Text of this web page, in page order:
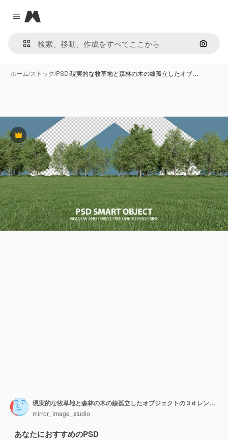
Close menu
Magnific
画像で
ホーム/ストック/PSD/現実的な牧草地と森林の木の線孤立したオブ…
Premium
現実的な牧草地と森林の木の線孤立したオブジェクトの 3 d レンダリング
mirror_image_studio
あなたにおすすめのPSD